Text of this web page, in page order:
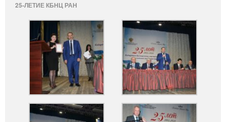
25-ЛЕТИЕ КБНЦ РАН